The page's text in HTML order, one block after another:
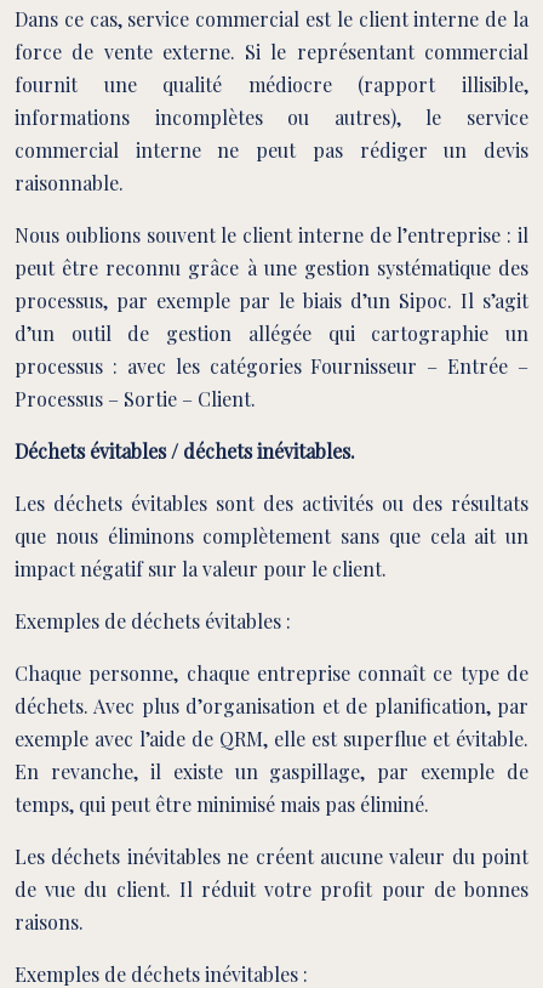
Dans ce cas, service commercial est le client interne de la
force de vente externe. Si le représentant commercial
fournit une qualité médiocre (rapport illisible,
informations incomplètes ou autres), le service
commercial interne ne peut pas rédiger un devis
raisonnable.
Nous oublions souvent le client interne de l’entreprise : il
peut être reconnu grâce à une gestion systématique des
processus, par exemple par le biais d’un Sipoc. Il s’agit
d’un outil de gestion allégée qui cartographie un
processus : avec les catégories Fournisseur – Entrée –
Processus – Sortie – Client.
Déchets évitables / déchets inévitables.
Les déchets évitables sont des activités ou des résultats
que nous éliminons complètement sans que cela ait un
impact négatif sur la valeur pour le client.
Exemples de déchets évitables :
Chaque personne, chaque entreprise connaît ce type de
déchets. Avec plus d’organisation et de planification, par
exemple avec l’aide de QRM, elle est superflue et évitable.
En revanche, il existe un gaspillage, par exemple de
temps, qui peut être minimisé mais pas éliminé.
Les déchets inévitables ne créent aucune valeur du point
de vue du client. Il réduit votre profit pour de bonnes
raisons.
Exemples de déchets inévitables :